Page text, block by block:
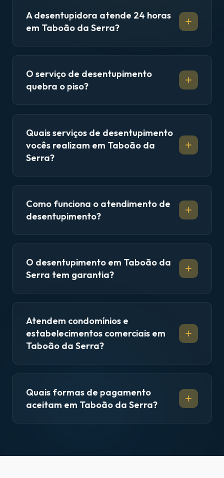
A desentupidora atende 24 horas
em Taboão da Serra?
O serviço de desentupimento
quebra o piso?
Quais serviços de desentupimento
vocês realizam em Taboão da
Serra?
Como funciona o atendimento de
desentupimento?
O desentupimento em Taboão da
Serra tem garantia?
Atendem condomínios e
estabelecimentos comerciais em
Taboão da Serra?
Quais formas de pagamento
aceitam em Taboão da Serra?